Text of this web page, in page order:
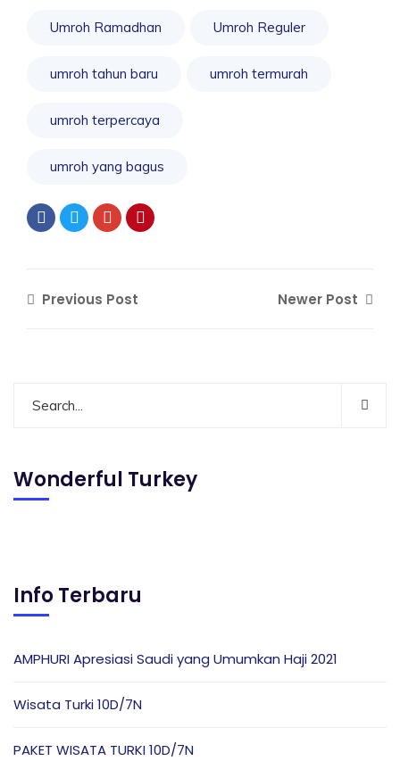
Umroh Ramadhan Umroh Reguler
umroh tahun baru umroh termurah
umroh terpercaya
umroh yang bagus
Previous Post Newer Post
Wonderful Turkey
Info Terbaru
AMPHURI Apresiasi Saudi yang Umumkan Haji 2021
Wisata Turki 10D/7N
PAKET WISATA TURKI 10D/7N